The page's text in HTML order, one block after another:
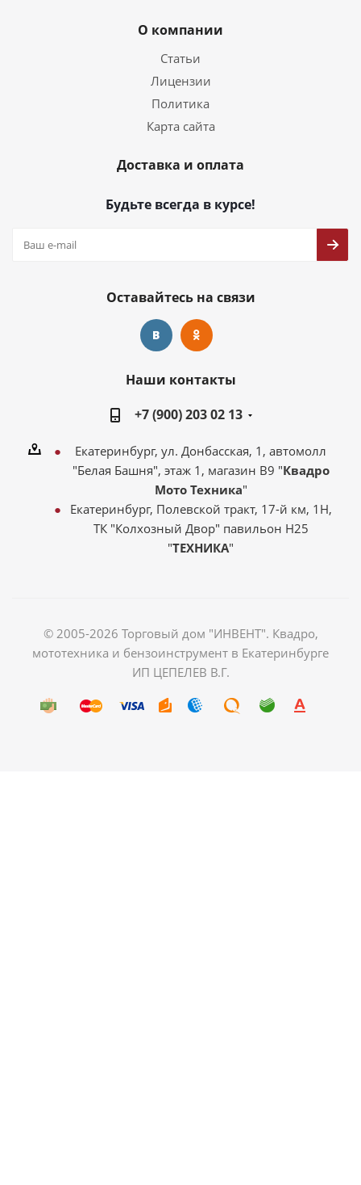
О компании
Статьи
Лицензии
Политика
Карта сайта
Доставка и оплата
Будьте всегда в курсе!
Оставайтесь на связи
Наши контакты
+7 (900) 203 02 13
Екатеринбург, ул. Донбасская, 1, автомолл
"Белая Башня", этаж 1, магазин В9 "Квадро
Мото Техника"
Екатеринбург, Полевской тракт, 17-й км, 1Н,
ТК "Колхозный Двор" павильон Н25
"ТЕХНИКА"
© 2005-2026 Торговый дом "ИНВЕНТ". Квадро,
мототехника и бензоинструмент в Екатеринбурге
ИП ЦЕПЕЛЕВ В.Г.